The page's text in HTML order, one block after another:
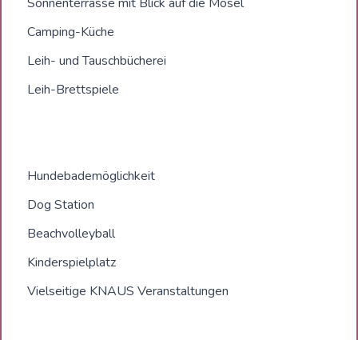
Camping-Küche
Leih- und Tauschbücherei
Leih-Brettspiele
Hundebademöglichkeit
Dog Station
Beachvolleyball
Kinderspielplatz
Vielseitige KNAUS Veranstaltungen